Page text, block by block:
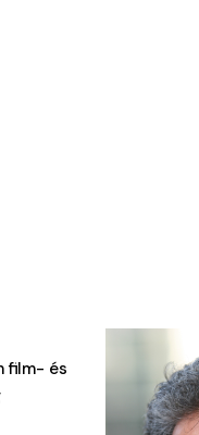
film- és